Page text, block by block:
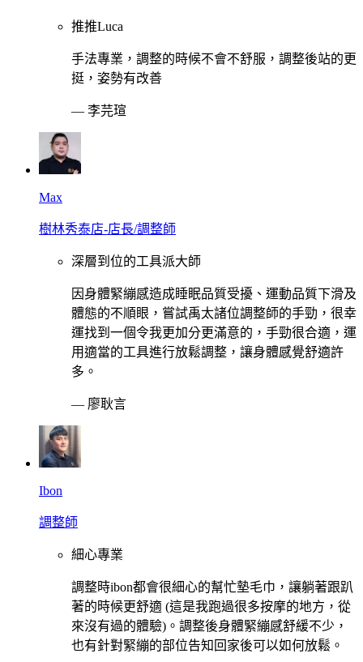
推推Luca
手法專業，調整的時候不會不舒服，調整後站的更
挺，姿勢有改善
— 李芫瑄
Max
樹林秀泰店-店長/調整師
深層到位的工具派大師
因身體緊繃感造成睡眠品質受擾、運動品質下滑及
體態的不順眼，嘗試禹太諸位調整師的手勁，很幸
運找到一個令我更加分更滿意的，手勁很合適，運
用適當的工具進行放鬆調整，讓身體感覺舒適許
多。
— 廖耿言
Ibon
調整師
細心專業
調整時ibon都會很細心的幫忙墊毛巾，讓躺著跟趴
著的時候更舒適 (這是我跑過很多按摩的地方，從
來沒有過的體驗)。調整後身體緊繃感舒緩不少，
也有針對緊繃的部位告知回家後可以如何放鬆。